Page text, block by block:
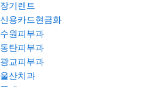
장기렌트
신용카드현금화
수원피부과
동탄피부과
광교피부과
울산치과